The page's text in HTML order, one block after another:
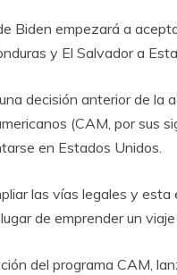
Biden empezará a
y El Salvador a
decisión anterior de la
(CAM, por sus
en Estados Unidos.
las vías legales y
de emprender un
del programa CAM,